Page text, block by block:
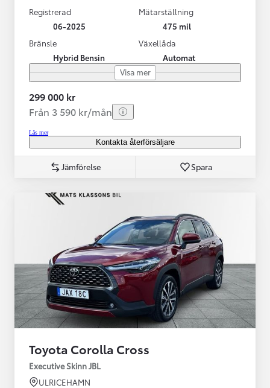
Registrerad
06-2025
Mätarställning
475 mil
Bränsle
Hybrid Bensin
Växellåda
Automat
Visa mer
299 000 kr
Från 3 590 kr/mån
Läs mer
Kontakta återförsäljare
Jämförelse Spara
Toyota Corolla Cross
Executive Skinn JBL
ULRICEHAMN